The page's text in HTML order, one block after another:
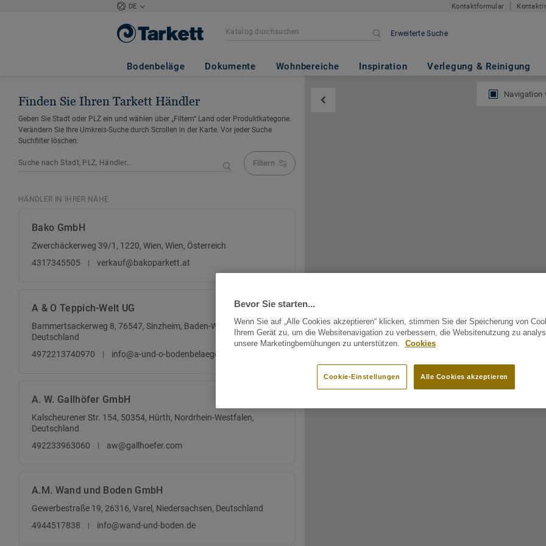
DE Kontaktformular
Erweiterte Suche
Bodenbeläge Dokumente Wohnbereiche Inspiration Verlegung & Reinigung
Finden Sie Ihren Tarkett Händler
Geben Sie Stadt oder PLZ ein und wählen über „Filtern“ Land oder Produktkategorie.
Verändern Sie Ihre Umkreis-Suche durch Scrollen in der Karte. Vor jeder Suche
Suchfilter löschen:
Filtern
HÄNDLER IN IHRER NÄHE
Bako GmbH
Zwerchäckerweg 39/1, 1220, Wien, Wien, Österreich
4317345505
verkauf@bakoparkett.at
A & O Teppich-Welt UG
Bammertsackerweg 8, 76547, Sinzheim, Baden-Württemberg,
Deutschland
4972213740970
info@a-und-o-bodenbelaege.de
A. W. Gallhöfer GmbH
Kalscheurener Str. 154, 50354, Hürth, Nordrhein-Westfalen,
Deutschland
492233963060
aw@gallhoefer.com
A.M. Wand und Boden GmbH
Gewerbestraße 19, 26316, Varel, Niedersachsen, Deutschland
4944517838
info@wand-und-boden.de
Navigation
Bevor Sie starten...
Wenn Sie auf „Alle Cookies akzeptieren“ klicken, stimmen Sie der Speicherung von
Ihrem Gerät zu, um die Websitenavigation zu verbessern, die Websitenutzung zu
unsere Marketingbemühungen zu unterstützen.
Cookies
Alle Cookies akzeptieren
Cookie-Einstellungen